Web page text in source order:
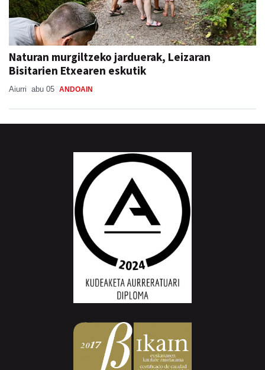
Naturan murgiltzeko jarduerak, Leizaran
Bisitarien Etxearen eskutik
Aiurri abu 05 ANDOAIN